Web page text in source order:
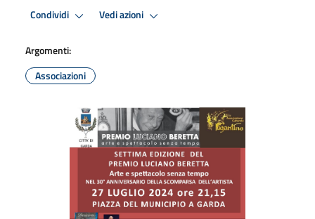
Condividi Vedi azioni
Argomenti:
Associazioni